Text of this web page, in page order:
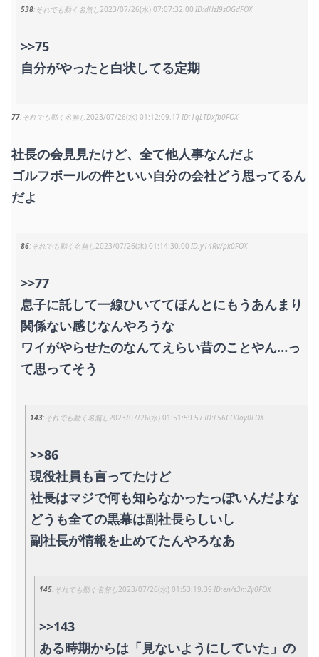
538 それでも動く名無し2023/07/26(水) 07:07:32.00 dHzI9sOGdFOX
>>75
自分がやったと白状してる定期
77 それでも動く名無し2023/07/26(水) 01:12:09.17 1qLTDxfb0FOX
社長の会見見たけど、全て他人事なんだよ
ゴルフボールの件といい自分の会社どう思ってるん
だよ
86 それでも動く名無し2023/07/26(水) 01:14:30.00 y14Rv/pk0FOX
>>77
息子に託して一線ひいててほんとにもうあんまり
関係ない感じなんやろうな
ワイがやらせたのなんてえらい昔のことやん…っ
て思ってそう
143 それでも動く名無し2023/07/26(水) 01:51:59.57 L56CO0oy0FOX
>>86
現役社員も言ってたけど
社長はマジで何も知らなかったっぽいんだよな
どうも全ての黒幕は副社長らしいし
副社長が情報を止めてたんやろなあ
145 それでも動く名無し2023/07/26(水) 01:53:19.39 en/s3mZy0FOX
>>143
ある時期からは「見ないようにしていた」の